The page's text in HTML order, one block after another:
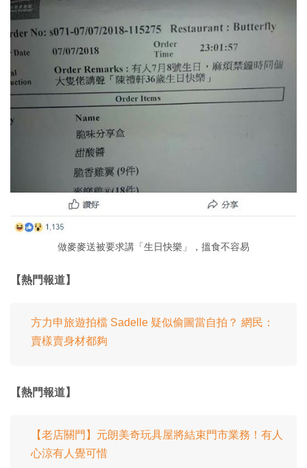
做麥麥送被要求講「生日快樂」，搵食不容易
【熱門報道】
方力申旅遊拍檔 Sadelle 疑似偷圖當自拍？ 網民：
賣樣賣身材都夠
【熱門報道】
【老店關門】元朗美奇玩具屋將結束門市業務！有人
心涼有人覺可惜